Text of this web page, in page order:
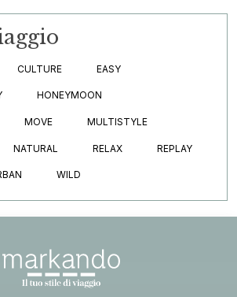
CULTURE EASY
HONEYMOON
MOVE MULTISTYLE
NATURAL RELAX REPLAY
WILD